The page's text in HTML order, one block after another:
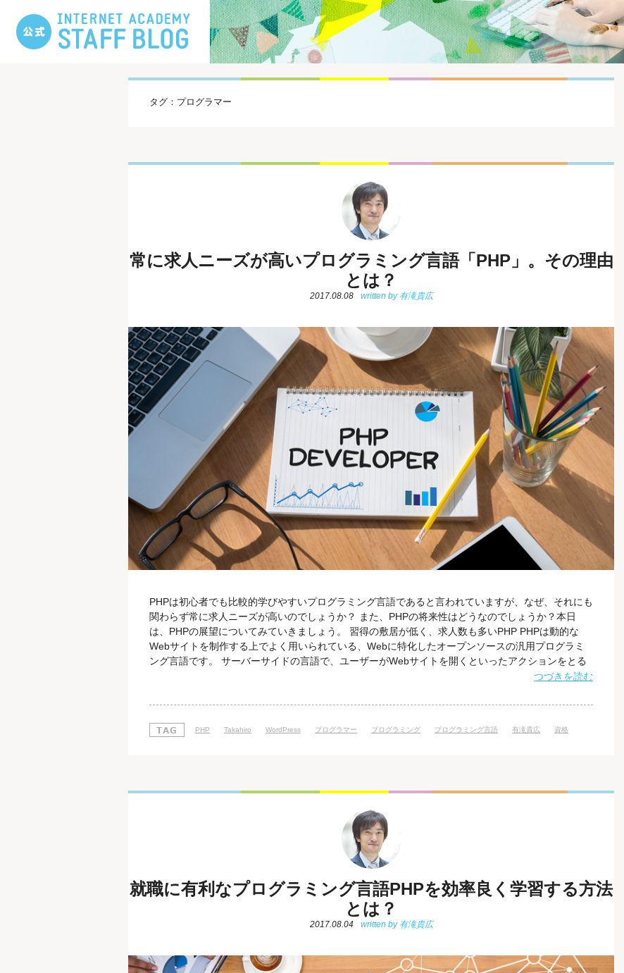
タグ：プログラマー
常に求人ニーズが高いプログラミング言語「PHP」。その理由
とは？
2017.08.08
PHPは初心者でも比較的学びやすいプログラミング言語であると言われていますが、なぜ、それにも
関わらず常に求人ニーズが高いのでしょうか？ また、PHPの将来性はどうなのでしょうか？本日
は、PHPの展望についてみていきましょう。 習得の敷居が低く、求人数も多いPHP PHPは動的な
Webサイトを制作する上でよく用いられている、Webに特化したオープンソースの汎用プログラミ
ング言語です。 サーバーサイドの言語で、ユーザーがWebサイトを開くといったアクションをとる
ことで動作します。 PHPは文法が平易なため、プログラミング初心者にとってわかりやすい言語で
ています。 エンジニアに特化した派遣会社である「パー
つづきを読む
PHP Takahiro WordPress プログラマー プログラミング プログラミング言語 有滝貴広 資格
就職に有利なプログラミング言語PHPを効率良く学習する方法
とは？
2017.08.04